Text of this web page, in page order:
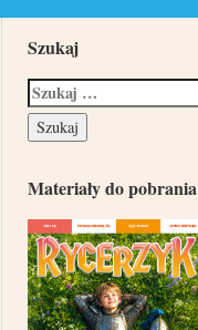
Szukaj
Materiały do pobrania